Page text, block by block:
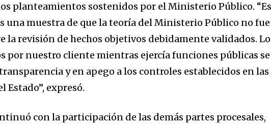
planteamientos sostenidos por el Ministerio Público.
una muestra de que la teoría del Ministerio Público no fue
la revisión de hechos objetivos debidamente validados.
por nuestro cliente mientras ejercía funciones públicas se
y en apego a los controles establecidos en las
expresó.
con la participación de las demás partes procesales,